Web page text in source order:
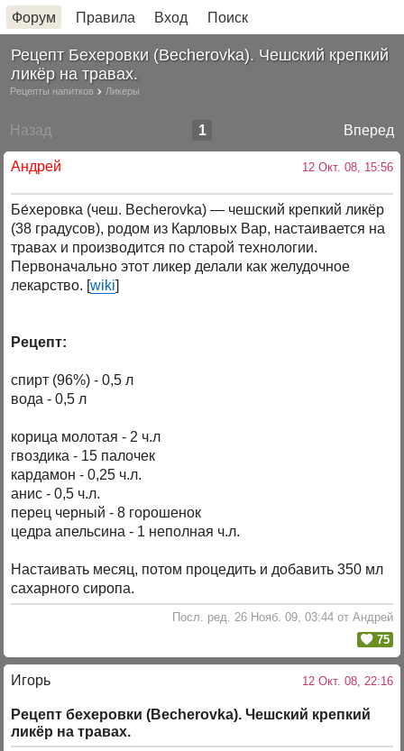
Форум Правила Вход Поиск
Рецепт Бехеровки (Becherovka). Чешский крепкий
ликёр на травах.
Рецепты напитков Ликеры
Назад Вперед
1
Андрей 12 Окт. 08, 15:56
Бе́херовка (чеш. Becherovka) — чешский крепкий ликёр
(38 градусов), родом из Карловых Вар, настаивается на
травах и производится по старой технологии.
Первоначально этот ликер делали как желудочное
лекарство. [wiki]
Рецепт:
спирт (96%) - 0,5 л
вода - 0,5 л
корица молотая - 2 ч.л
гвоздика - 15 палочек
кардамон - 0,25 ч.л.
анис - 0,5 ч.л.
перец черный - 8 горошенок
цедра апельсина - 1 неполная ч.л.
Настаивать месяц, потом процедить и добавить 350 мл
сахарного сиропа.
Посл. ред. 26 Нояб. 09, 03:44 от Андрей
75
Игорь 12 Окт. 08, 22:16
Рецепт бехеровки (Becherovka). Чешский крепкий
ликёр на травах.